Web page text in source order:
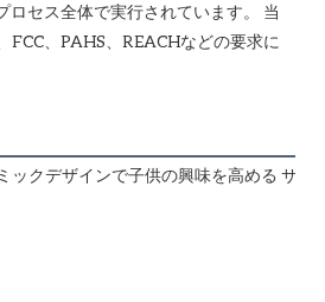
ロセス全体で実行されています。 当
FCC、PAHS、REACHなどの要求に